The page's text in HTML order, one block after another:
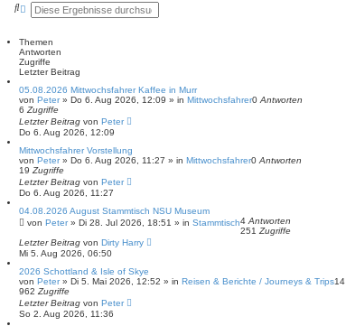
S
h
e
E
e
i
t
e
t
e
S
u
c
h
e
Themen
Antworten
Zugriffe
Letzter Beitrag
05.08.2026 Mittwochsfahrer Kaffee in Murr
von Peter» Do 6. Aug 2026, 12:09 » in Mittwochsfahrer0 Antworten
6 Zugriffe
Letzter Beitrag von Peter
Do 6. Aug 2026, 12:09
Mittwochsfahrer Vorstellung
von Peter» Do 6. Aug 2026, 11:27 » in Mittwochsfahrer0 Antworten
19 Zugriffe
Letzter Beitrag von Peter
Do 6. Aug 2026, 11:27
04.08.2026 August Stammtisch NSU Museum
von Peter» Di 28. Jul 2026, 18:51 » in Stammtisch4 Antworten
251 Zugriffe
Letzter Beitrag von Dirty Harry
Mi 5. Aug 2026, 06:50
2026 Schottland & Isle of Skye
von Peter» Di 5. Mai 2026, 12:52 » in Reisen & Berichte / Journeys & Trips14
962 Zugriffe
Letzter Beitrag von Peter
So 2. Aug 2026, 11:36